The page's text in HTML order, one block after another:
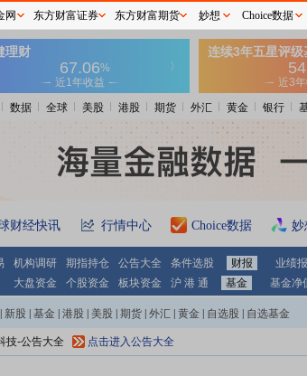
数据 全球 美股 港股 期货 外汇 黄金 银行
财经快讯 行情中心 Choice数据 妙
机构调研 期指持仓 公告大全 条件选股 财报 业绩
大盘资金 个股资金 板块资金 沪 港 通 基金 基金净
新股 基金 港股 美股 期货 外汇 黄金 自选股 自选基金
技-公告大全 点击进入公告大全
网 东方财富证券 东方财富期货 妙想 Choice数据